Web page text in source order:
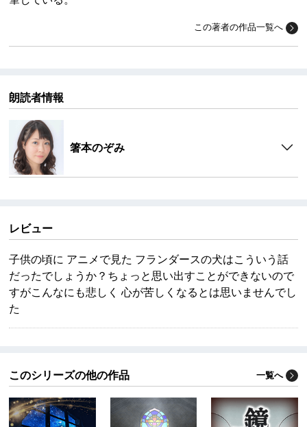
この著者の作品一覧へ
朗読者情報
箸本のぞみ
レビュー
子供の頃に アニメで見た フランダースの犬はこういう話
だったでしょうか？ちょっと思い出すことができないので
すがこんなにも悲しく 心が苦しくなるとは思いませんでし
た
このシリーズの他の作品 一覧へ